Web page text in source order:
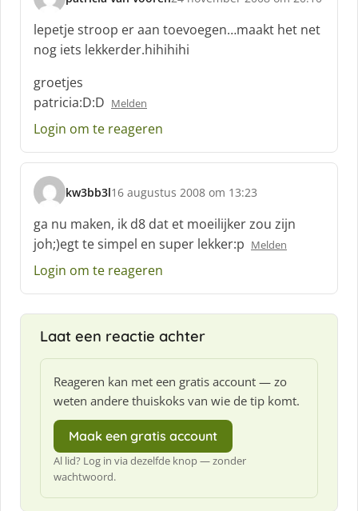
s
c
h
r
e
f
:
lepetje stroop er aan toevoegen…maakt het net
nog iets lekkerder.hihihihi
groetjes
patricia:D:D Melden
Login om te reageren
kw3bb3l
s
h
r
e
:
16 augustus 2008 om 13:23
ga nu maken, ik d8 dat et moeilijker zou zijn
joh;)egt te simpel en super lekker:p Melden
Login om te reageren
Laat een reactie achter
Reageren kan met een gratis account — zo
weten andere thuiskoks van wie de tip komt.
Maak een gratis account
Al lid? Log in via dezelfde knop — zonder
wachtwoord.